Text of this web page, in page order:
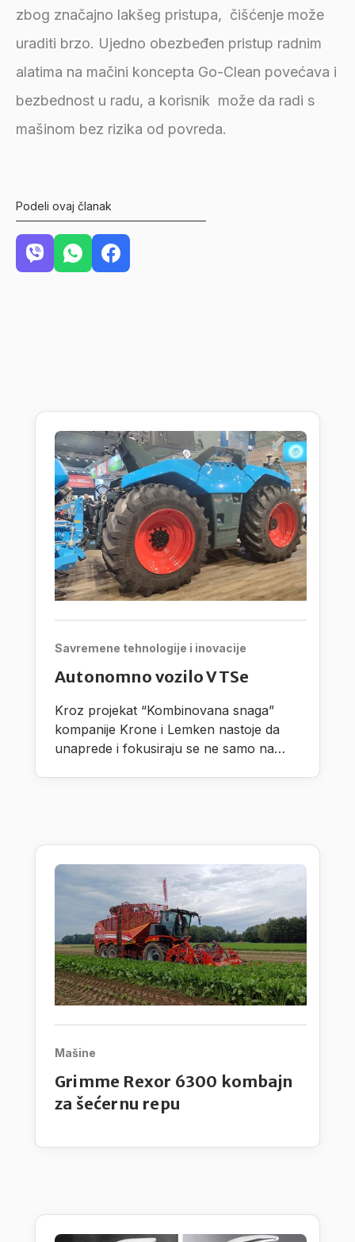
zbog značajno lakšeg pristupa, čišćenje može
uraditi brzo. Ujedno obezbeđen pristup radnim
alatima na mačini koncepta Go-Clean povećava i
bezbednost u radu, a korisnik može da radi s
mašinom bez rizika od povreda.
Podeli ovaj članak
Savremene tehnologije i inovacije
Autonomno vozilo VTSe
Kroz projekat “Kombinovana snaga”
kompanije Krone i Lemken nastoje da
unaprede i fokusiraju se ne samo na
Mašine
Grimme Rexor 6300 kombajn
za šećernu repu